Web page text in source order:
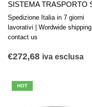
Spedizione Italia in 7 giorni
lavorativi | Wordwide shipping
contact us
€272,68 iva esclusa
HOT